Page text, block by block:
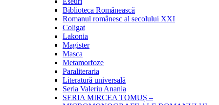
Biblioteca Românească
Romanul românesc al secolului XXI
Coligat
Lakonia
Magister
Masca
Metamorfoze
Paraliteraria
Literatură universală
Seria Valeriu Anania
SERIA MIRCEA TOMUȘ –